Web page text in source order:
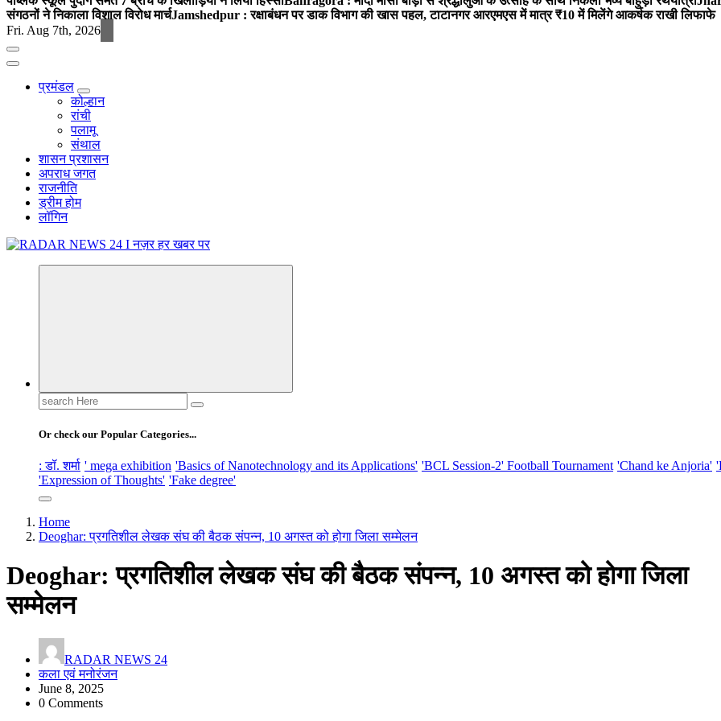
संगठनों ने निकाला विशाल विरोध मार्चJamshedpur : रक्षाबंधन पर डाक विभाग की खास पहल, टाटानगर आरएमएस में मात्र ₹10 में मिलेंगे आकर्षक राखी लिफाफे
Fri. Aug 7th, 2026
प्रमंडल
कोल्हान
रांची
पलामू
संथाल
शासन प्रशासन
अपराध जगत
राजनीति
ड्रीम होम
लॉगिन
Search
for:
Or check our Popular Categories...
: डॉ. शर्मा ' mega exhibition 'Basics of Nanotechnology and its Applications' 'BCL Session-2' Football Tournament 'Chand ke Anjoria'
'Expression of Thoughts' 'Fake degree'
Home
Deoghar: प्रगतिशील लेखक संघ की बैठक संपन्न, 10 अगस्त को होगा जिला सम्मेलन
Deoghar: प्रगतिशील लेखक संघ की बैठक संपन्न, 10 अगस्त को होगा जिला
सम्मेलन
RADAR NEWS 24
कला एवं मनोरंजन
June 8, 2025
0 Comments